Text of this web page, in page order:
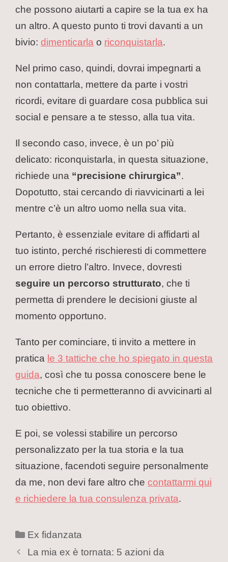
che possono aiutarti a capire se la tua ex ha
un altro. A questo punto ti trovi davanti a un
bivio: dimenticarla o riconquistarla.
Nel primo caso, quindi, dovrai impegnarti a
non contattarla, mettere da parte i vostri
ricordi, evitare di guardare cosa pubblica sui
social e pensare a te stesso, alla tua vita.
Il secondo caso, invece, è un po’ più
delicato: riconquistarla, in questa situazione,
richiede una “precisione chirurgica”.
Dopotutto, stai cercando di riavvicinarti a lei
mentre c’è un altro uomo nella sua vita.
Pertanto, è essenziale evitare di affidarti al
tuo istinto, perché rischieresti di commettere
un errore dietro l’altro. Invece, dovresti
seguire un percorso strutturato, che ti
permetta di prendere le decisioni giuste al
momento opportuno.
Tanto per cominciare, ti invito a mettere in
pratica le 3 tattiche che ho spiegato in questa
guida, così che tu possa conoscere bene le
tecniche che ti permetteranno di avvicinarti al
tuo obiettivo.
E poi, se volessi stabilire un percorso
personalizzato per la tua storia e la tua
situazione, facendoti seguire personalmente
da me, non devi fare altro che contattarmi qui
e richiedere la tua consulenza privata.
Ex fidanzata
La mia ex è tornata: 5 azioni da